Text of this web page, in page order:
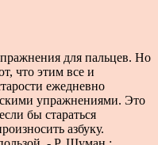
для пальцев. Но
что этим все и
ежедневно
упражнениями. Это
бы стараться
азбуку.